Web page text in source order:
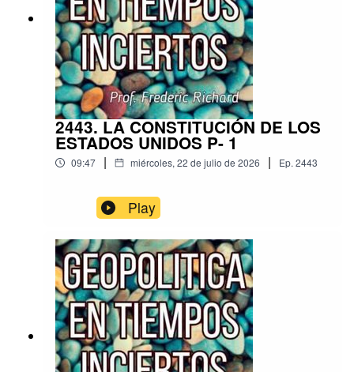
2443. LA CONSTITUCIÓN DE LOS
ESTADOS UNIDOS P- 1
09:47 | miércoles, 22 de julio de 2026 | Ep. 2443
Play